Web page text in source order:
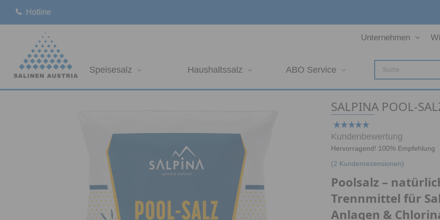
Hotline
Unternehmen
Speisesalz Haushaltssalz ABO Service
SALPINA POOL-
Kundenbewertung
Hervorragend! 100% Empfehlung
(2 Kundenrezensionen)
Poolsalz –
Trennmittel für
Anlagen &